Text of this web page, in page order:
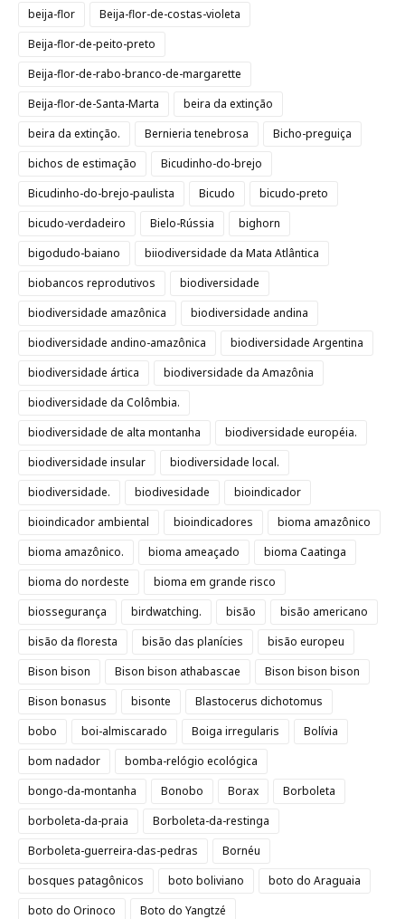
beija-flor
Beija-flor-de-costas-violeta
Beija-flor-de-peito-preto
Beija-flor-de-rabo-branco-de-margarette
Beija-flor-de-Santa-Marta
beira da extinção
beira da extinção.
Bernieria tenebrosa
Bicho-preguiça
bichos de estimação
Bicudinho-do-brejo
Bicudinho-do-brejo-paulista
Bicudo
bicudo-preto
bicudo-verdadeiro
Bielo-Rússia
bighorn
bigodudo-baiano
biiodiversidade da Mata Atlântica
biobancos reprodutivos
biodiversidade
biodiversidade amazônica
biodiversidade andina
biodiversidade andino-amazônica
biodiversidade Argentina
biodiversidade ártica
biodiversidade da Amazônia
biodiversidade da Colômbia.
biodiversidade de alta montanha
biodiversidade européia.
biodiversidade insular
biodiversidade local.
biodiversidade.
biodivesidade
bioindicador
bioindicador ambiental
bioindicadores
bioma amazônico
bioma amazônico.
bioma ameaçado
bioma Caatinga
bioma do nordeste
bioma em grande risco
biossegurança
birdwatching. bisão
bisão americano
bisão da floresta
bisão das planícies
bisão europeu
Bison bison
Bison bison athabascae
Bison bison bison
Bison bonasus
bisonte
Blastocerus dichotomus
bobo
boi-almiscarado Boiga irregularis
Bolívia
bom nadador
bomba-relógio ecológica
bongo-da-montanha
Bonobo Borax
Borboleta
borboleta-da-praia
Borboleta-da-restinga
Borboleta-guerreira-das-pedras
Bornéu
bosques patagônicos
boto boliviano
boto do Araguaia
boto do Orinoco
Boto do Yangtzé